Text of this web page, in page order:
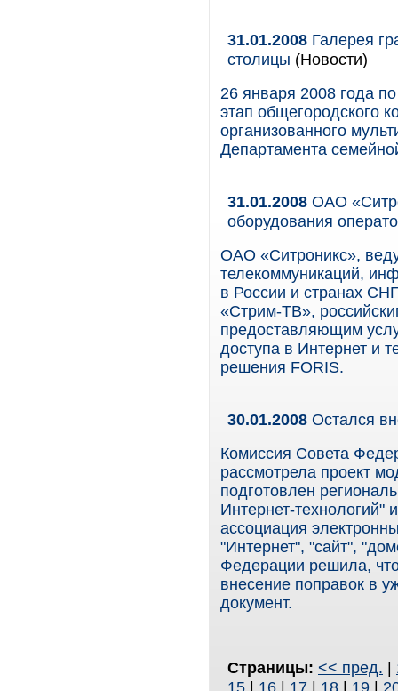
31.01.2008 Галерея
столицы (Новости)
26 января 2008 года
этап общегородского
организованного
Департамента
31.01.2008 ОАО
оборудования
ОАО «Ситроникс»,
телекоммуникаций,
в России и странах
«Стрим-ТВ»,
предоставляющим
доступа в Интернет и
решения FORIS.
30.01.2008 Остался
Комиссия Совета
рассмотрела проект
подготовлен
Интернет-технологий"
ассоциация
"Интернет", "сайт",
Федерации решила,
внесение поправок в
документ.
Страницы: << пред. |
15 | 16 | 17 | 18 | 19 |